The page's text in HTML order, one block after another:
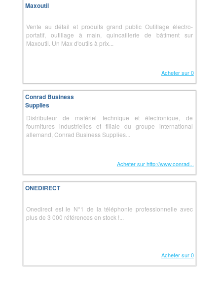
Maxoutil
Vente au détail et produits grand public Outillage électro-
portatif, outillage à main, quincaillerie de bâtiment sur
Maxoutil. Un Max d'outils à prix...
Acheter sur 0
Conrad Business
Supplies
Distributeur de matériel technique et électronique, de
fournitures industrielles et filiale du groupe international
allemand, Conrad Business Supplies...
Acheter sur http://www.conrad...
ONEDIRECT
Onedirect est le N°1 de la téléphonie professionnelle avec
plus de 3 000 références en stock !...
Acheter sur 0